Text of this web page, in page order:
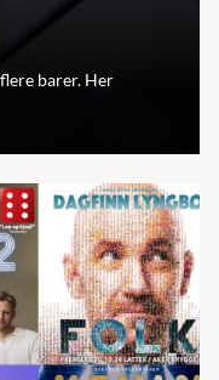
barer. Her